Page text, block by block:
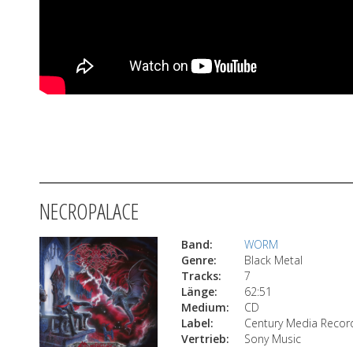
NECROPALACE
Band:
WORM
Genre:
Black Metal
Tracks:
7
Länge:
62:51
Medium:
CD
Label:
Century Media
Vertrieb:
Sony Music